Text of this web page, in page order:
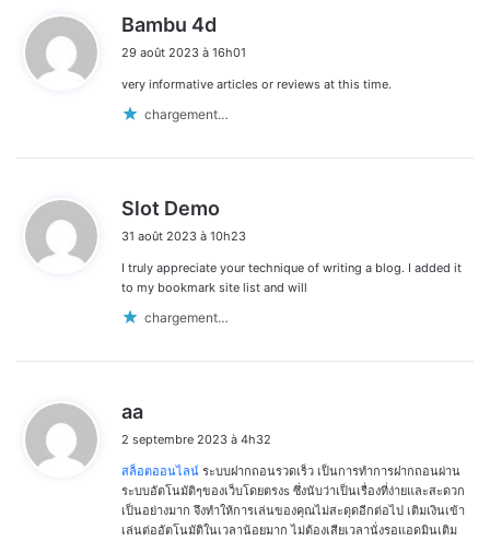
Bambu 4d
t
29 août 2023 à 16h01
very informative articles or reviews at this time.
chargement…
Slot Demo
t
:
31 août 2023 à 10h23
I truly appreciate your technique of writing a blog. I added it
to my bookmark site list and will
chargement…
aa
t
:
2 septembre 2023 à 4h32
สล็อตออนไลน์ ระบบฝากถอนรวดเร็ว เป็นการทำการฝากถอนผ่าน
ระบบอัตโนมัติๆของเว็บโดยตรงs ซึ่งนับว่าเป็นเรื่องที่ง่ายและสะดวก
เป็นอย่างมาก จึงทำให้การเล่นของคุณไม่สะดุดอีกต่อไป เติมเงินเข้า
เล่นต่ออัตโนมัติในเวลาน้อยมาก ไม่ต้องเสียเวลานั่งรอแอดมินเติม